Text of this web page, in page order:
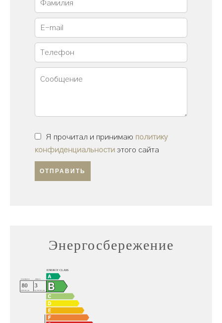
Я прочитал и принимаю политику
конфиденциальности этого сайта
ОТПРАВИТЬ
Энергосбережение